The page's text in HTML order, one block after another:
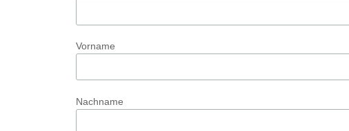
Vorname
Nachname